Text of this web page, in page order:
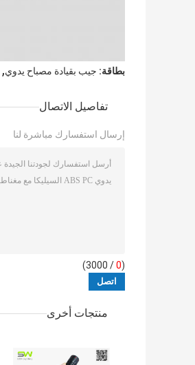
بطاقة: جيب بقيادة مصباح يدوي,
تفاصيل الاتصال
إرسال استفسارك مباشرة لنا
(
0
/ 3000)
منتجات أخرى